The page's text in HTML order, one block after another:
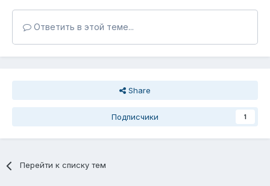
Ответить в этой теме...
Share
Подписчики 1
Перейти к списку тем